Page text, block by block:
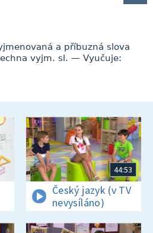
a příbuzná slova
vyjm. sl. — Vyučuje:
44:53
Český jazyk (v TV
nevysíláno)